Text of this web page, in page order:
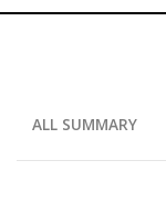
ALL SUMMARY